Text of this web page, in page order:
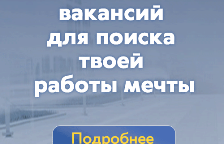
вчера в 10:45
Происшествия
Жуткое ДТП превратило машины в груду